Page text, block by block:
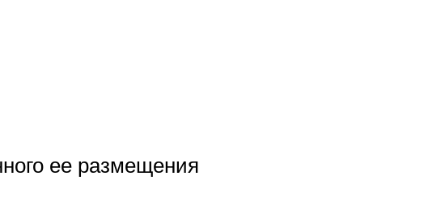
ее размещения